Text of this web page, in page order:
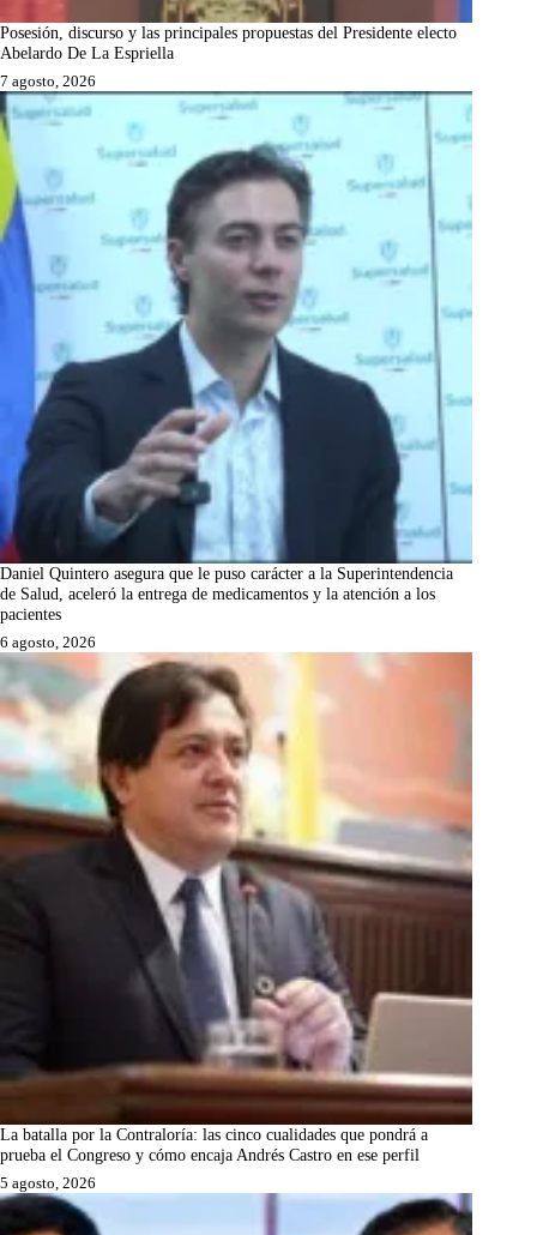
Posesión, discurso y las principales propuestas del Presidente electo
Abelardo De La Espriella
7 agosto, 2026
Daniel Quintero asegura que le puso carácter a la Superintendencia
de Salud, aceleró la entrega de medicamentos y la atención a los
pacientes
6 agosto, 2026
La batalla por la Contraloría: las cinco cualidades que pondrá a
prueba el Congreso y cómo encaja Andrés Castro en ese perfil
5 agosto, 2026